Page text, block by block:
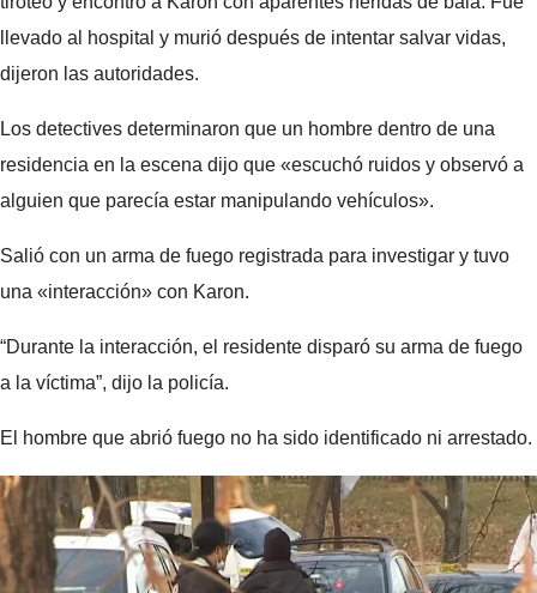
llevado al hospital y murió después de intentar salvar vidas,
dijeron las autoridades.
Los detectives determinaron que un hombre dentro de una
residencia en la escena dijo que «escuchó ruidos y observó a
alguien que parecía estar manipulando vehículos».
Salió con un arma de fuego registrada para investigar y tuvo
una «interacción» con Karon.
“Durante la interacción, el residente disparó su arma de fuego
a la víctima”, dijo la policía.
El hombre que abrió fuego no ha sido identificado ni arrestado.